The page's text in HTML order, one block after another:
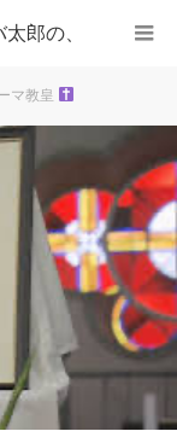
郎の、
マ教皇